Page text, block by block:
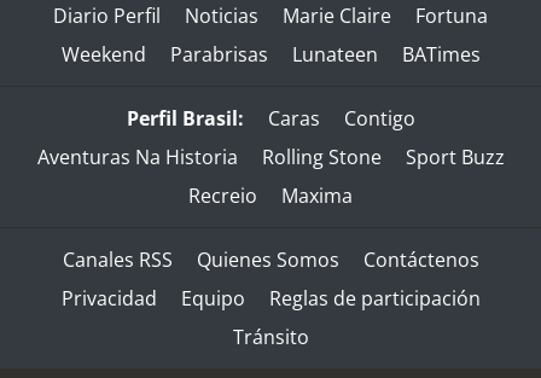
Diario Perfil Noticias Marie Claire
Fortuna
Weekend
Parabrisas Lunateen BATimes
Perfil Brasil: Caras
Contigo
Aventuras Na Historia
Rolling Stone
Sport Buzz
Recreio
Maxima
Canales RSS Quienes Somos
Contáctenos
Privacidad
Equipo
Reglas de participación
Tránsito